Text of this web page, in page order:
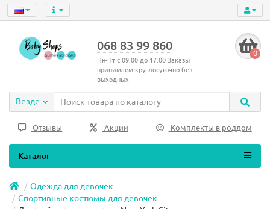
068 83 99 860
Пн-Пт с 09:00 до 17:00 Заказы
принимаем круглосуточно без
выходных
0
Везде
Отзывы Акции Комплекты в роддом
Каталог
Одежда для девочек
Спортивные костюмы для девочек